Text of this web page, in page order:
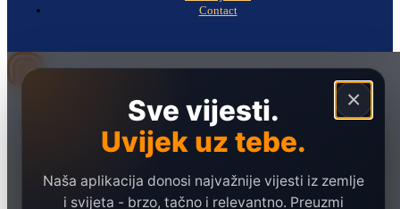
Contact
×
Sve vijesti.
Uvijek uz tebe.
Naša aplikacija donosi najvažnije vijesti iz zemlje
i svijeta - brzo, tačno i relevantno. Preuzmi
Hronika